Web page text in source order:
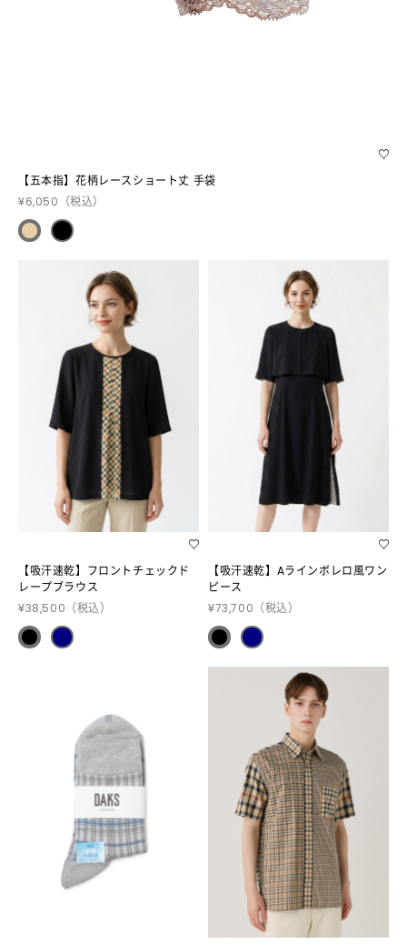
【五本指】花柄レースショート丈 手袋
¥6,050 （税込）
【吸汗速乾】フロントチェックド
レープブラウス
¥38,500 （税込）
【吸汗速乾】Aラインボレロ風ワン
ピース
¥73,700 （税込）